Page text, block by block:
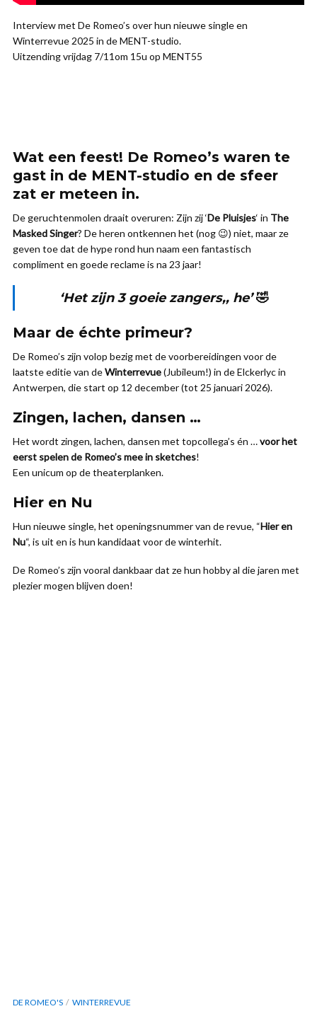
Interview met De Romeo’s over hun nieuwe single en
Winterrevue 2025 in de MENT-studio.
Uitzending vrijdag 7/11om 15u op MENT55
Wat een feest! De Romeo’s waren te
gast in de MENT-studio en de sfeer
zat er meteen in.
De geruchtenmolen draait overuren: Zijn zij ‘De Pluisjes‘ in The
Masked Singer? De heren ontkennen het (nog 😉) niet, maar ze
geven toe dat de hype rond hun naam een fantastisch
compliment en goede reclame is na 23 jaar!
‘Het zijn 3 goeie zangers,, he’🤣
Maar de échte primeur?
De Romeo’s zijn volop bezig met de voorbereidingen voor de
laatste editie van deWinterrevue(Jubileum!) in de Elckerlyc in
Antwerpen, die start op 12 december (tot 25 januari 2026).
Zingen, lachen, dansen …
Het wordt zingen, lachen, dansen met topcollega’s én …voor het
eerst spelen de Romeo’s mee in sketches!
Een unicum op de theaterplanken.
Hier en Nu
Hun nieuwe single, het openingsnummer van de revue, “Hier en
Nu“, is uit en is hun kandidaat voor de winterhit.
De Romeo’s zijn vooral dankbaar dat ze hun hobby al die jaren met
plezier mogen blijven doen!
DE ROMEO'S WINTERREVUE